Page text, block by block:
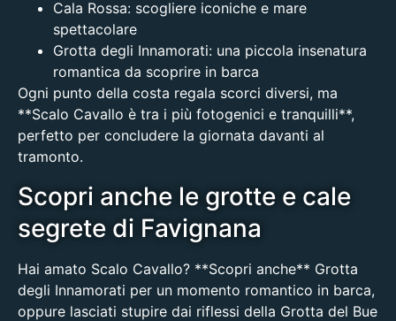
Cala Rossa: scogliere iconiche e mare
spettacolare
Grotta degli Innamorati: una piccola insenatura
romantica da scoprire in barca
Ogni punto della costa regala scorci diversi, ma
**Scalo Cavallo è tra i più fotogenici e tranquilli**,
perfetto per concludere la giornata davanti al
tramonto.
Scopri anche le grotte e cale
segrete di Favignana
Hai amato Scalo Cavallo? **Scopri anche** Grotta
degli Innamorati per un momento romantico in barca,
oppure lasciati stupire dai riflessi della Grotta del Bue